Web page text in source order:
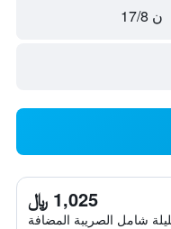
ن 17/8
1,025 ﷼
شامل الصريبة المضافة